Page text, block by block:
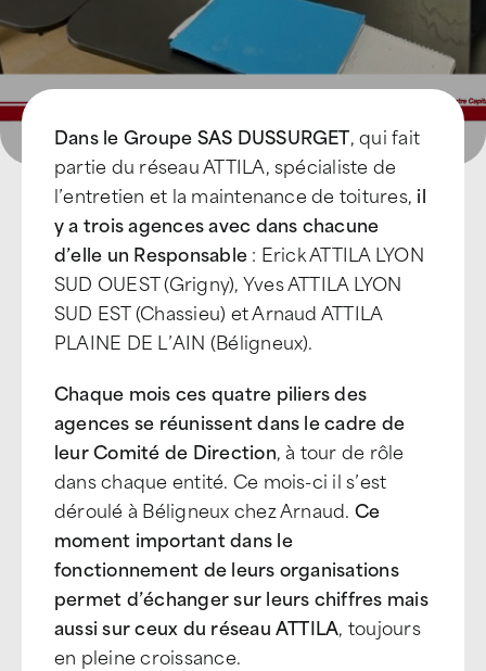
Dans le Groupe SAS DUSSURGET, qui fait
partie du réseau ATTILA, spécialiste de
l’entretien et la maintenance de toitures, il
y a trois agences avec dans chacune
d’elle un Responsable: Erick ATTILA LYON
SUD OUEST (Grigny), Yves ATTILA LYON
SUD EST (Chassieu) et Arnaud ATTILA
PLAINE DE L’AIN (Béligneux).
Chaque mois ces quatre piliers des
agences se réunissent dans le cadre de
leur Comité de Direction, à tour de rôle
dans chaque entité. Ce mois-ci il s’est
déroulé à Béligneux chez Arnaud. Ce
moment important dans le
fonctionnement de leurs organisations
permet d’échanger sur leurs chiffres mais
aussi sur ceux du réseau ATTILA, toujours
en pleine croissance.